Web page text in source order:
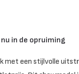
in de opruiming
met een stijlvolle